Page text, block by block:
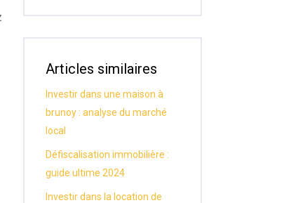
Articles similaires
Investir dans une maison à
brunoy : analyse du marché
local
Défiscalisation immobilière :
guide ultime 2024
Investir dans la location de